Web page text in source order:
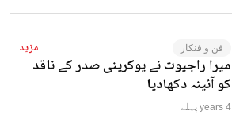
فن و فنکار مزید
میرا راجپوت نے یوکرینی صدر کے ناقد
کو آئینہ دکھادیا
4 years پہلے